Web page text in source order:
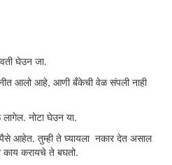
घेउन जा.
आलो आहे, आणी बँकेची वेळ संपली नाही
नोटा घेउन या.
पैसे आहेत. तुम्ही ते घ्यायला नकार देत असाल
काय करायचे ते बघतो.